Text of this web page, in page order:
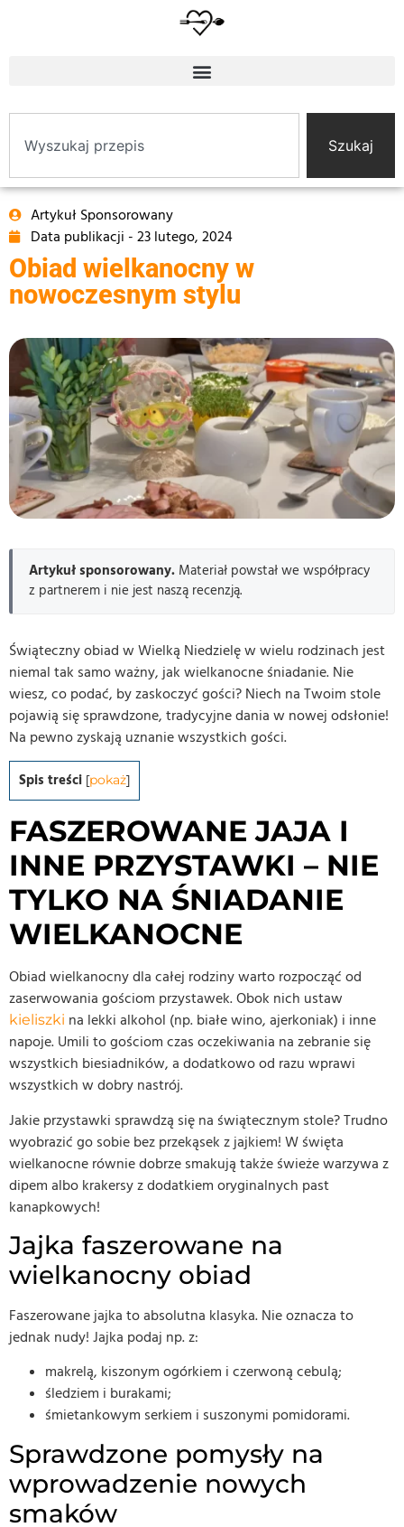
Szukaj
Artykuł Sponsorowany
Data publikacji - 23 lutego, 2024
Obiad wielkanocny w
nowoczesnym stylu
Artykuł sponsorowany.Materiał powstał we współpracy
z partnerem i nie jest naszą recenzją.
Świąteczny obiad w Wielką Niedzielę w wielu rodzinach jest
niemal tak samo ważny, jak wielkanocne śniadanie. Nie
wiesz, co podać, by zaskoczyć gości? Niech na Twoim stole
pojawią się sprawdzone, tradycyjne dania w nowej odsłonie!
Na pewno zyskają uznanie wszystkich gości.
Spis treści [pokaż]
FASZEROWANE JAJA I
INNE PRZYSTAWKI – NIE
TYLKO NA ŚNIADANIE
WIELKANOCNE
Obiad wielkanocny dla całej rodziny warto rozpocząć od
zaserwowania gościom przystawek. Obok nich ustaw
kieliszki na lekki alkohol (np. białe wino, ajerkoniak) i inne
napoje. Umili to gościom czas oczekiwania na zebranie się
wszystkich biesiadników, a dodatkowo od razu wprawi
wszystkich w dobry nastrój.
Jakie przystawki sprawdzą się na świątecznym stole? Trudno
wyobrazić go sobie bez przekąsek z jajkiem! W święta
wielkanocne równie dobrze smakują także świeże warzywa z
dipem albo krakersy z dodatkiem oryginalnych past
kanapkowych!
Jajka faszerowane na
wielkanocny obiad
Faszerowane jajka to absolutna klasyka. Nie oznacza to
jednak nudy! Jajka podaj np. z:
makrelą, kiszonym ogórkiem i czerwoną cebulą;
śledziem i burakami;
śmietankowym serkiem i suszonymi pomidorami.
Sprawdzone pomysły na
wprowadzenie nowych
smaków